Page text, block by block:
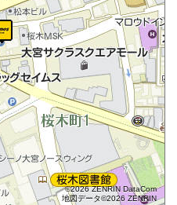
©2026 ZENRIN DataCom
地図データ©2026 ZENRIN